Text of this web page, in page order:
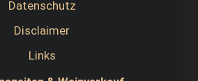
Datenschutz
Disclaimer
Links